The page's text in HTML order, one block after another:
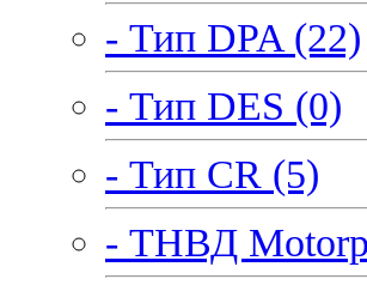
- Тип DPA (22)
- Тип DES (0)
- Тип CR (5)
- ТНВД